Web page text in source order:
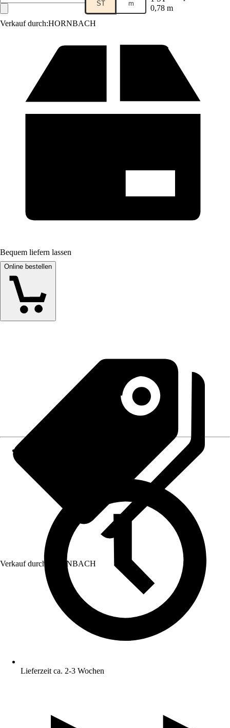
Verkauf durch:HORNBACH
ST m
0,78 m
Bequem liefern lassen
Online bestellen
Verkauf durch: HORNBACH
Lieferzeit ca. 2-3 Wochen